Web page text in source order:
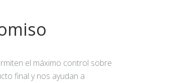
el máximo control sobre
final y nos ayudan a